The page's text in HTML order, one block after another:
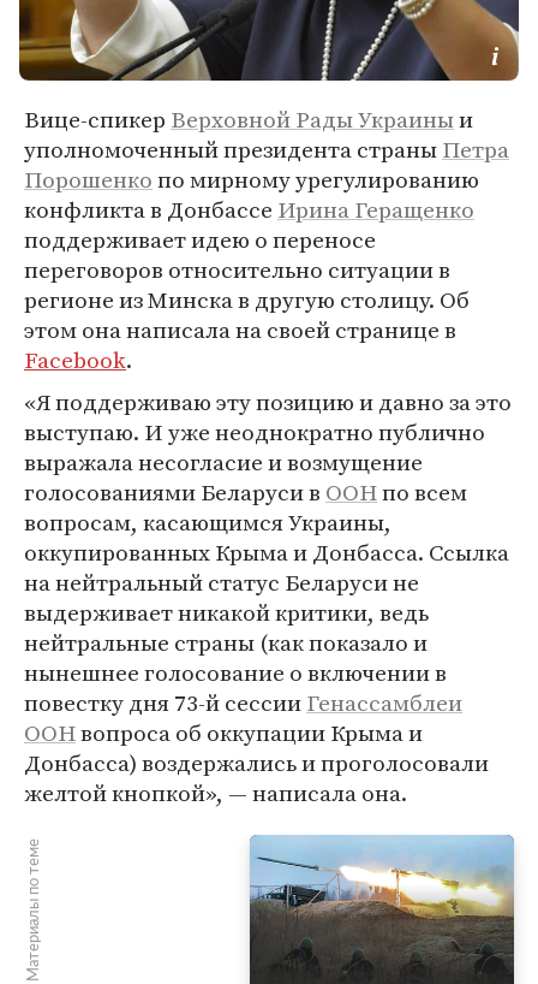
Вице-спикер Верховной Рады Украиныи
уполномоченный президента страныПетра
Порошенкопо мирному урегулированию
конфликта в Донбассе Ирина Геращенко
поддерживает идею о переносе
переговоров относительно ситуации в
регионе из Минска в другую столицу. Об
этом она написала на своей странице в
Facebook.
«Я поддерживаю эту позицию и давно за это
выступаю. И уже неоднократно публично
выражала несогласие и возмущение
голосованиями Беларуси в ООНпо всем
вопросам, касающимся Украины,
оккупированных Крыма и Донбасса. Ссылка
на нейтральный статус Беларуси не
выдерживает никакой критики, ведь
нейтральные страны (как показало и
нынешнее голосование о включении в
повестку дня 73-й сессииГенассамблеи
ООНвопроса об оккупации Крыма и
Донбасса) воздержались и проголосовали
желтой кнопкой», — написала она.
Материалы по теме